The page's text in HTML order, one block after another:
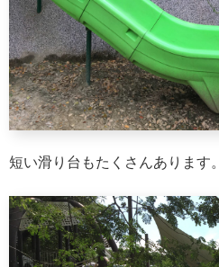
短い滑り台もたくさんあります。